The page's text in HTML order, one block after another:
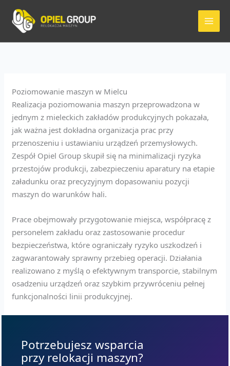
treści
Poziomowanie maszyn w Mielcu
Realizacja poziomowania maszyn przeprowadzona w
jednym z mieleckich zakładów produkcyjnych pokazała,
jak ważna jest dokładna organizacja prac przy
przenoszeniu i ustawianiu urządzeń przemysłowych.
Zespół Opiel Group skupił się na minimalizacji ryzyka
przestojów produkcji, zabezpieczeniu aparatury na etapie
załadunku oraz precyzyjnym dopasowaniu pozycji
maszyn do warunków hali.
Prace obejmowały przygotowanie miejsca, współpracę z
personelem zakładu oraz zastosowanie procedur
bezpieczeństwa, które ograniczały ryzyko uszkodzeń i
zagwarantowały sprawny przebieg operacji. Działania
realizowano z myślą o efektywnym transporcie, stabilnym
osadzeniu urządzeń oraz szybkim przywróceniu pełnej
funkcjonalności linii produkcyjnej.
Potrzebujesz wsparcia
przy relokacji maszyn?